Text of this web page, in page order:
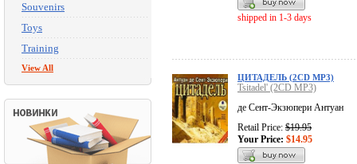
Souvenirs
Toys
Training
View All
shipped in 1-3 days
ЦИТАДЕЛЬ (2CD MP3)
Tsitadel' (2CD MP3)
де Сент-Экзюпери Антуан
Retail Price: $19.95
Your Price: $14.95